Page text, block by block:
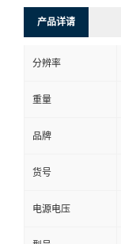
系
产品详请
分辨率
重量
品牌
货号
电源电压